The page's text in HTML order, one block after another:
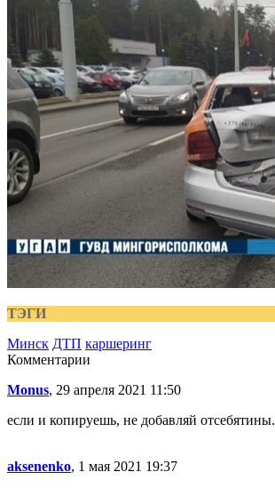
ТЭГИ
Минск ДТП каршеринг
Комментарии
Monus, 29 апреля 2021 11:50
если и копируешь, не добавляй отсебятины.
aksenenko, 1 мая 2021 19:37